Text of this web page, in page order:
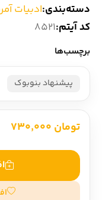
دسته‌بندی:ادبیات
کد آیتم:8521
برچسب‌ها
پیشنهاد بنوبوک
تومان 730,000